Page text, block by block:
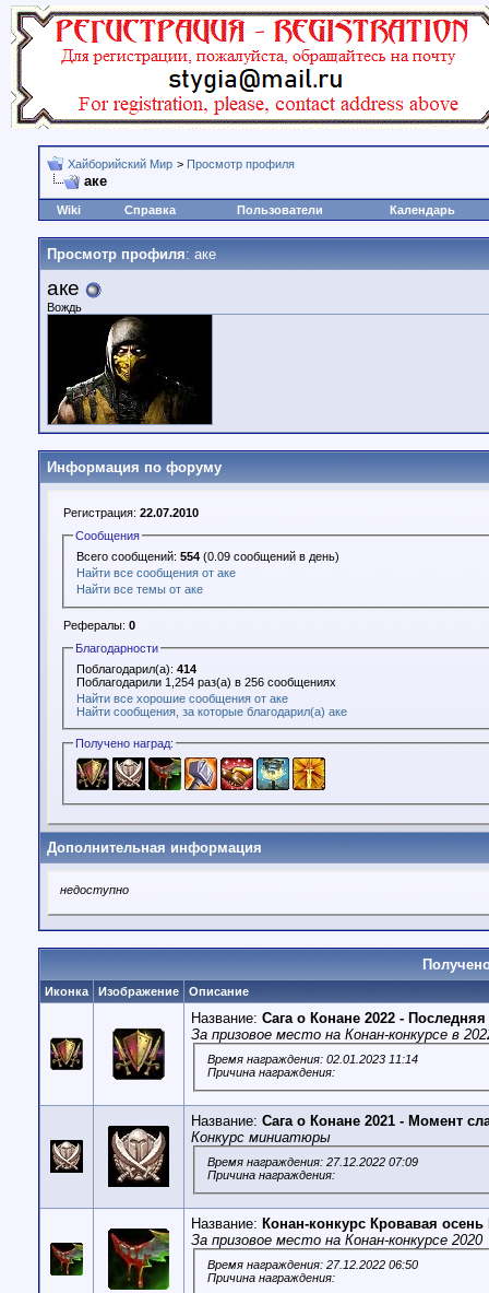
Хайборийский Мир > Просмотр профиля
аке
Wiki Справка Пользователи Календарь
Просмотр профиля: аке
аке
Вождь
Информация по форуму
Регистрация: 22.07.2010
Сообщения
Всего сообщений:554 (0.09 сообщений в день)
Найти все сообщения от аке
Найти все темы от аке
Рефералы: 0
Благодарности
Поблагодарил(а):414
Поблагодарили 1,254 раз(а) в 256 сообщениях
Найти все хорошие сообщения от аке
Найти сообщения, за которые благодарил(а) аке
Получено наград:
Дополнительная информация
недоступно
Иконка Изображение Описание
Название: Сага о Конане 2022 - Последняя
За призовое место на Конан-конкурсе в
Время награждения: 02.01.2023 11:14
Причина награждения:
Название: Сага о Конане 2021 - Момент
Конкурс миниатюры
Время награждения: 27.12.2022 07:09
Причина награждения:
Название: Конан-конкурс Кровавая осень
За призовое место на Конан-конкурсе 2020
Время награждения: 27.12.2022 06:50
Причина награждения: